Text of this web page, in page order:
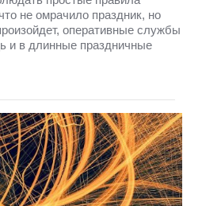
не омрачило праздник, но
оперативные службы
и в длинные праздничные